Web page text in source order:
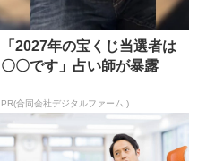
「2027年の宝くじ当選者は
〇〇です」占い師が暴露
PR(合同会社デジタルファーム )